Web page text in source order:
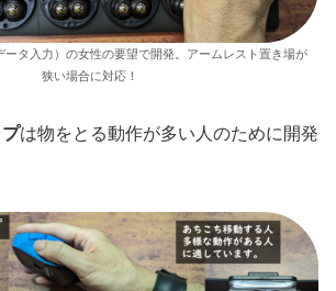
ータ入力）の女性の要望で開発。アームレスト置き場が
狭い場合に対応！
は物をとる動作が多い人のために開発